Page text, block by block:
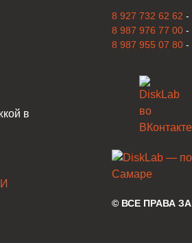
в
8 927 732 62 62 -
8 987 976 77 00 -
8 987 955 07 80 -
© ВСЕ ПРАВА